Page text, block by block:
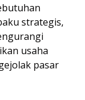
strategis,
usaha
pasar